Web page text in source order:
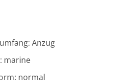
Anzug
marine
normal